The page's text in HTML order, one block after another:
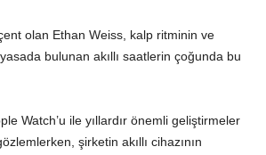
olan Ethan Weiss, kalp ritminin ve
bulunan akıllı saatlerin çoğunda bu
Watch’u ile yıllardır önemli geliştirmeler
şirketin akıllı cihazının